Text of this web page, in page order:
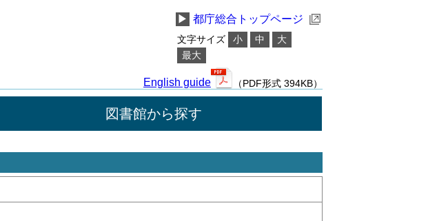
▶ 都庁総合トップページ
文字サイズ 小 中
大
最大
English guide （PDF形式 394KB）
図書館から探す